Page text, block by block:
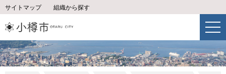
サイトマップ 組織から探す